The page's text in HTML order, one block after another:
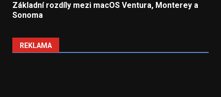
Základní rozdíly mezi macOS Ventura, Monterey a
Sonoma
REKLAMA